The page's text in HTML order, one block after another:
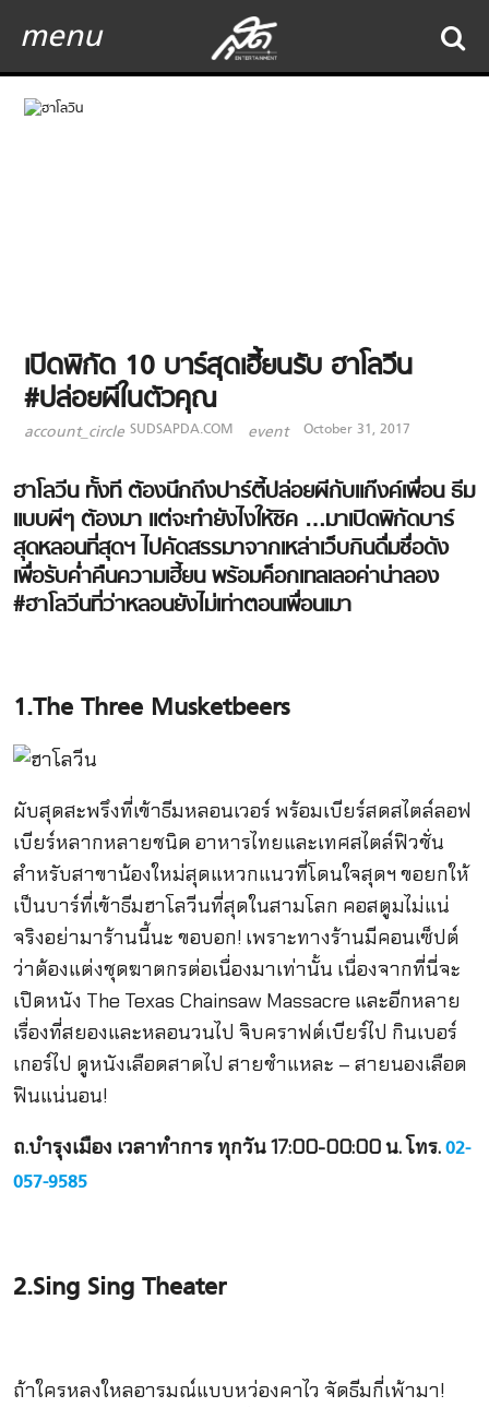
menu
เปิดพิกัด 10 บาร์สุดเฮี้ยนรับ ฮาโลวีน
#ปล่อยผีในตัวคุณ
account_circle SUDSAPDA.COM event October 31, 2017
ฮาโลวีน ทั้งที ต้องนึกถึงปาร์ตี้ปล่อยผีกับแก๊งค์เพื่อน ธีม
แบบผีๆ ต้องมา แต่จะทำยังไงให้ชิค …มาเปิดพิกัดบาร์
สุดหลอนที่สุดฯ ไปคัดสรรมาจากเหล่าเว็บกินดื่มชื่อดัง
เพื่อรับค่ำคืนความเฮี้ยน พร้อมค็อกเทลเลอค่าน่าลอง
#ฮาโลวีนที่ว่าหลอนยังไม่เท่าตอนเพื่อนเมา
1.The Three Musketbeers
ผับสุดสะพรึงที่เข้าธีมหลอนเวอร์ พร้อมเบียร์สดสไตล์ลอฟ
เบียร์หลากหลายชนิด อาหารไทยและเทศสไตล์ฟิวชั่น
สำหรับสาขาน้องใหม่สุดแหวกแนวที่โดนใจสุดฯ ขอยกให้
เป็นบาร์ที่เข้าธีมฮาโลวีนที่สุดในสามโลก คอสตูมไม่แน่
จริงอย่ามาร้านนี้นะ ขอบอก! เพราะทางร้านมีคอนเซ็ปต์
ว่าต้องแต่งชุดฆาตกรต่อเนื่องมาเท่านั้น เนื่องจากที่นี่จะ
เปิดหนัง The Texas Chainsaw Massacre และอีกหลาย
เรื่องที่สยองและหลอนวนไป จิบคราฟต์เบียร์ไป กินเบอร์
เกอร์ไป ดูหนังเลือดสาดไป สายชำแหละ – สายนองเลือด
ฟินแน่นอน!
ถ.บำรุงเมือง เวลาทำการ ทุกวัน17:00-00:00 น. โทร.02-
057-9585
2.Sing Sing Theater
ถ้าใครหลงใหลอารมณ์แบบหว่องคาไว จัดธีมกี่เพ้ามา!